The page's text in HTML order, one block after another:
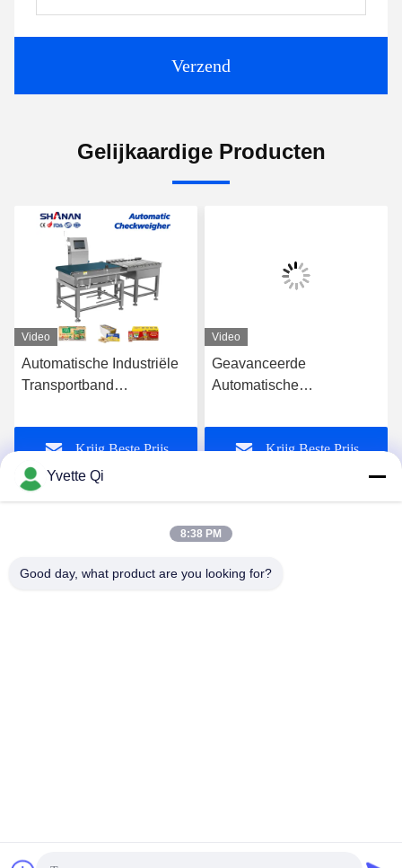
Verzend
Gelijkaardige Producten
Video
Automatische Industriële
Transportband
CheckWeight Machine
WeegschaalKrijg Beste Prijs
Video
Geavanceerde
Automatische
Snelle en Nauwkeurige
Gewichtmeting en
Krijg Beste Prijs
GUANGDONG SHANAN TECHNOLOGY
Yvette Qi
8:38 PM
Good day, what product are you looking for?